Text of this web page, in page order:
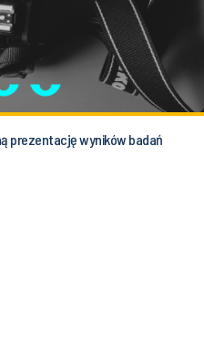
prezentację wyników badań